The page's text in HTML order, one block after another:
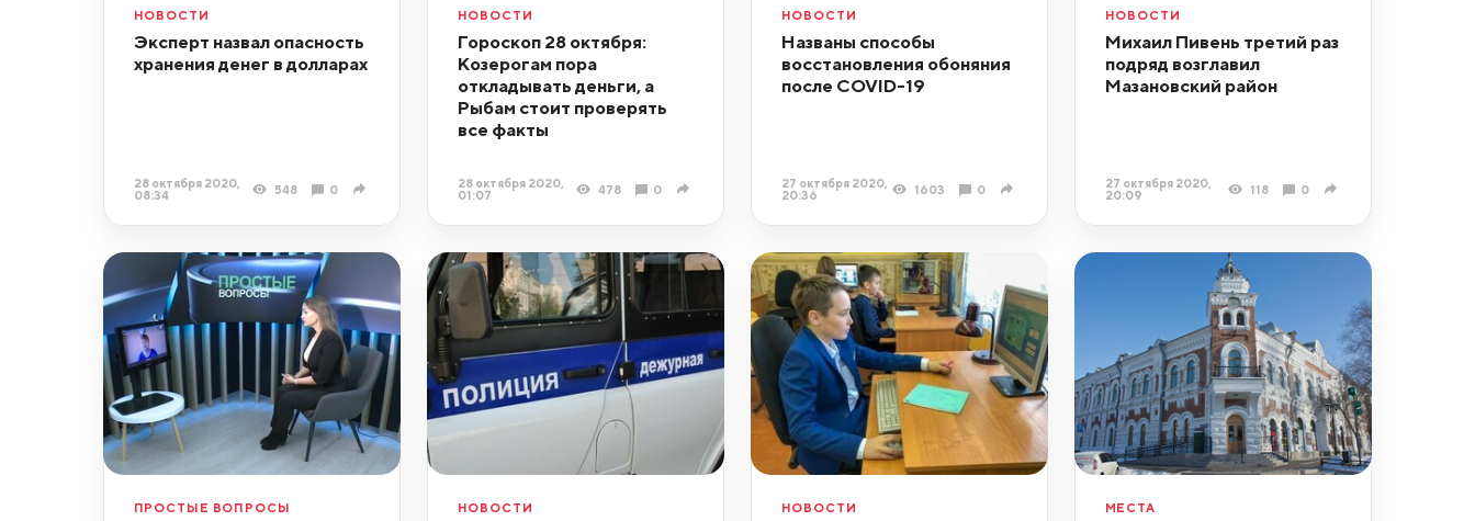
НОВОСТИ
Эксперт назвал опасность
хранения денег в долларах
28 октября 2020,
08:34
548 0
НОВОСТИ
Гороскоп 28 октября:
Козерогам пора
откладывать деньги, а
Рыбам стоит проверять
все факты
28 октября 2020,
01:07
478 0
НОВОСТИ
Названы способы
восстановления обоняния
после COVID-19
27 октября 2020,
20:36
1603 0
НОВОСТИ
Михаил Пивень третий раз
подряд возглавил
Мазановский район
27 октября 2020,
20:09
118 0
ПРОСТЫЕ ВОПРОСЫ НОВОСТИ НОВОСТИ МЕСТА